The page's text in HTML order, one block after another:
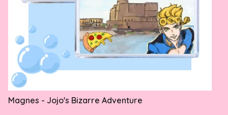
Magnes - Jojo's Bizarre Adventure